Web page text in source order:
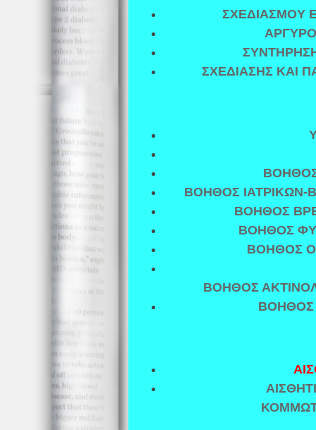
ΣΧΕΔΙΑΣΜΟΥ
ΣΧΕΔΙΑΣΗΣ ΚΑΙ
ΒΟΗΘΟΣ ΙΑΤΡΙΚΩΝ-
ΒΟΗΘΟΣ
ΒΟΗΘΟΣ
ΒΟΗΘΟΣ
ΒΟΗΘΟΣ
ΒΟΗΘΟΣ